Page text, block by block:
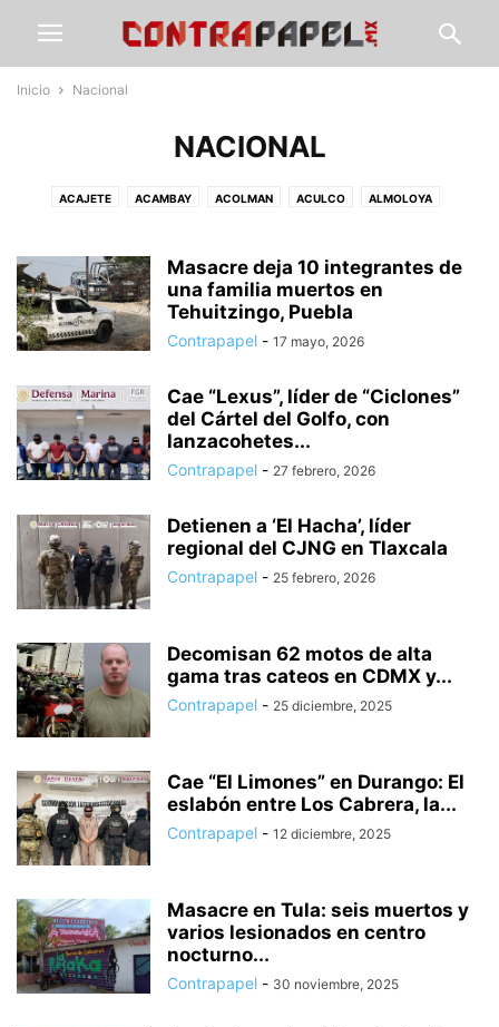
Inicio Nacional
NACIONAL
ACAJETE ACAMBAY ACOLMAN ACULCO ALMOLOYA
ATENCO ATIZAPÁN
AZCAPOTZALCO CALIMAYA CALPULALPAN CDMX
CHAPA DE MOTA CHAPINGO CHIAUTLA CHICOLOAPAN
CHICONCUAC CHIMALHUACÁN CLIMA COACALCO
CUAUTITLÁN IZCALLI CUAUTLA CULTURA DEPORTE ECATEPEC
ECATZINGO EDUCACIÓN ELECCIÓN ESTADO DE MÉXICO
ELECCIONES EDOMEX
HUIXQUILUCAN INTERNACIONAL ISIDRO FABELA IXTAPALUCA
IXTAPAN DE LA SAL IXTLAHUACA JALTENCO JILOTEPEC
JILOTZINGO JIQUIPILCO JOCOTITLÁN JOCOTZINGO
JUCHITEPEC LA PAZ
NACIONAL NAUCÁLPAN NEXTLALPAN NEZAHUALCÓYOTL
NICOLÁS ROMERO OCUILAN
OTUMBA OTZOLOTEPEC
SAN MARTÍN DE LAS PIRÁMIDES SAN MATEO ATENCO SEGURIDAD
SIN CATEGORÍA SOYANIQUILPAN TECÁMAC TECNOLOGÍA
TEJUPILCO TEMAMATLA TEMASCALAPA TEMASCALCINGO
TEMASCALTEPEC
Masacre deja 10 integrantes de
una familia muertos en
Tehuitzingo, Puebla
Contrapapel - 17 mayo, 2026
Cae “Lexus”, líder de “Ciclones”
del Cártel del Golfo, con
lanzacohetes...
Contrapapel - 27 febrero, 2026
Detienen a ‘El Hacha’, líder
regional del CJNG en Tlaxcala
Contrapapel - 25 febrero, 2026
Decomisan 62 motos de alta
gama tras cateos en CDMX y...
Contrapapel - 25 diciembre, 2025
Cae “El Limones” en Durango: El
eslabón entre Los Cabrera, la...
Contrapapel - 12 diciembre, 2025
Masacre en Tula: seis muertos y
varios lesionados en centro
nocturno...
Contrapapel - 30 noviembre, 2025